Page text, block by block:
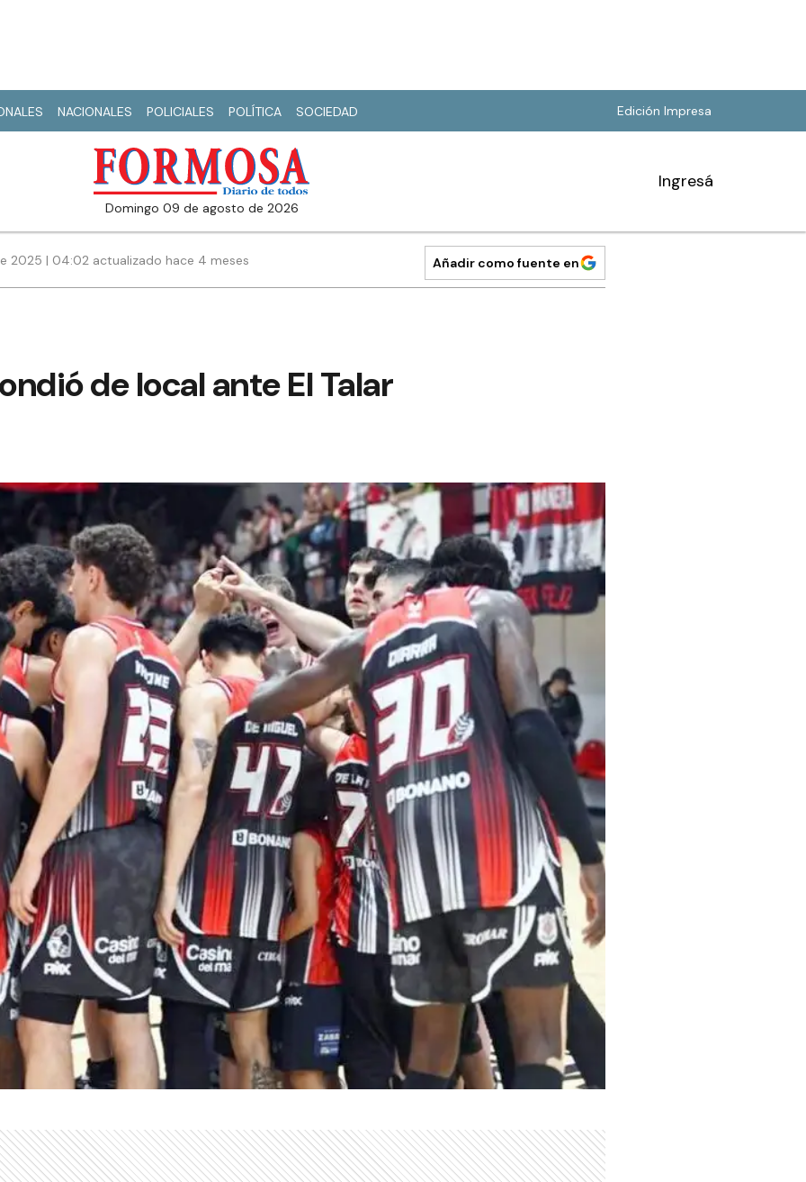
NACIONALES POLICIALES POLÍTICA SOCIEDAD Edición Impresa
domingo 09 de agosto de 2026
Ingresá
2025 | 04:02 actualizado hace 4 meses Añadir como fuente en
de local ante El Talar